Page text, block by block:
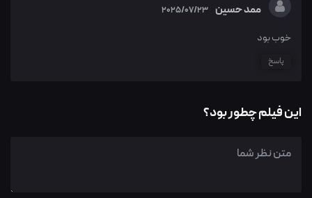
ممد حسین 2025/07/23
خوب بود
پاسخ
این فیلم چطور بود؟